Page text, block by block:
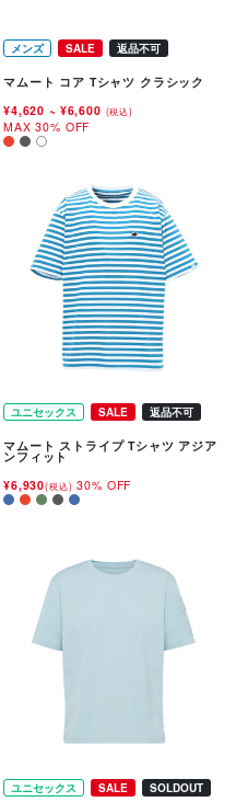
メンズ SALE 返品不可
マムート コア Tシャツ クラシック
¥4,620 ~ ¥6,600 (税込)
MAX 30% OFF
ユニセックス SALE 返品不可
マムート ストライプ Tシャツ アジア
ンフィット
¥6,930(税込) 30% OFF
ユニセックス SALE
SOLDOUT